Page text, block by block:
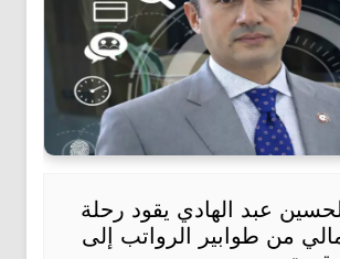
عبد الهادي يقود رحلة
من طوابير الرواتب إلى